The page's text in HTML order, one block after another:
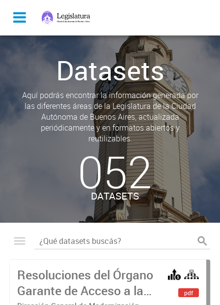
Datasets
Aquí podrás encontrar la información generada por
las diferentes áreas de la Legislatura de la Ciudad
Autónoma de Buenos Aires, actualizada
periódicamente y en formatos abiertos y
reutilizables.
052
DATASETS
Resoluciones del Órgano
Garante de Acceso a la
pdf